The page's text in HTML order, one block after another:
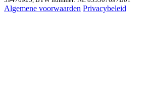
Algemene voorwaarden Privacybeleid